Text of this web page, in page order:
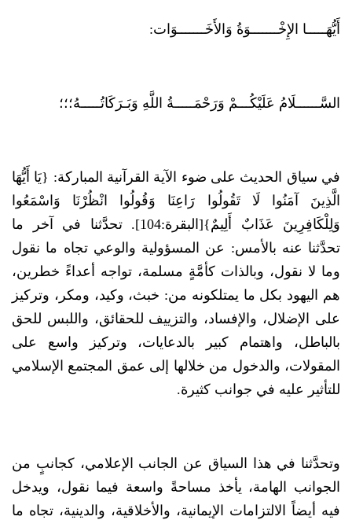
أَيُّهَـــــا الإِخْـــــــوَةُ وَالأَخَـــــــوَات:
السَّــــــلَامُ عَلَيْكُـــمْ وَرَحْمَـــــةُ اللَّهِ وَبَـرَكَاتُـــــهُ؛؛؛
في سياق الحديث على ضوء الآية القرآنية المباركة: {يَا أَيُّهَا
الَّذِينَ آمَنُوا لَا تَقُولُوا رَاعِنَا وَقُولُوا انْظُرْنَا وَاسْمَعُوا
وَلِلْكَافِرِينَ عَذَابٌ أَلِيمٌ}[البقرة:104]. تحدَّثنا في آخر ما
تحدَّثنا عنه بالأمس: عن المسؤولية والوعي تجاه ما نقول
وما لا نقول، وبالذات كأمَّةٍ مسلمة، تواجه أعداءً خطرين،
هم اليهود بكل ما يمتلكونه من: خبث، وكيد، ومكر، وتركيز
على الإضلال، والإفساد، والتزييف للحقائق، واللبس للحق
بالباطل، واهتمام كبير بالدعايات، وتركيز واسع على
المقولات، والدخول من خلالها إلى عمق المجتمع الإسلامي
للتأثير عليه في جوانب كثيرة.
وتحدَّثنا في هذا السياق عن الجانب الإعلامي، كجانبٍ من
الجوانب الهامة، يأخذ مساحةً واسعة فيما نقول، ويدخل
فيه أيضاً الالتزامات الإيمانية، والأخلاقية، والدينية، تجاه ما